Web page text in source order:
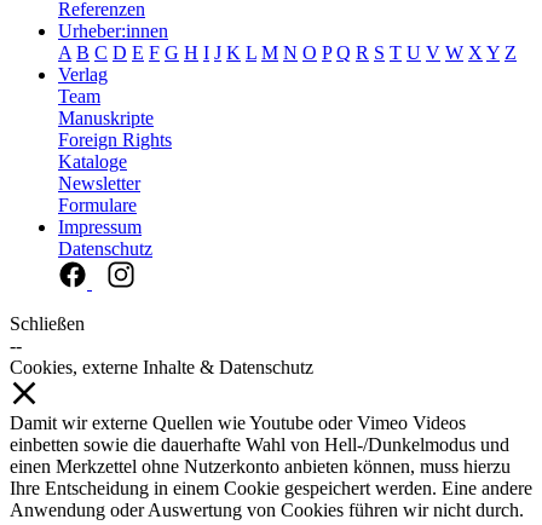
Referenzen
Urheber:innen
A B C D E F G H I J K L M N O P Q R S T U V W X Y Z
Verlag
Team
Manuskripte
Foreign Rights
Kataloge
Newsletter
Formulare
Impressum
Datenschutz
Schließen
--
Cookies, externe Inhalte & Datenschutz
Damit wir externe Quellen wie Youtube oder Vimeo Videos
einbetten sowie die dauerhafte Wahl von Hell-/Dunkelmodus und
einen Merkzettel ohne Nutzerkonto anbieten können, muss hierzu
Ihre Entscheidung in einem Cookie gespeichert werden. Eine andere
Anwendung oder Auswertung von Cookies führen wir nicht durch.